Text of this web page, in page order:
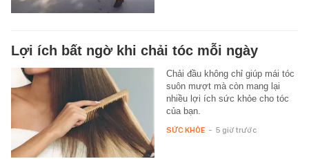
Lợi ích bất ngờ khi chải tóc mỗi ngày
Chải đầu không chỉ giúp mái tóc
suôn mượt mà còn mang lại
nhiều lợi ích sức khỏe cho tóc
của bạn.
SỨC KHỎE - 5 giờ trước